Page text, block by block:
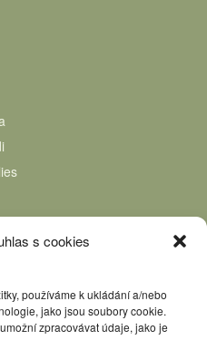
s cookies
používáme k ukládání a/nebo
jako jsou soubory cookie.
zpracovávat údaje, jako je